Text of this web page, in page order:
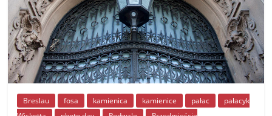
Breslau fosa kamienica kamienice pałac
pałacyk